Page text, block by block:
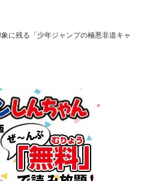
に残る「少年ジャンプの極悪非道キャ